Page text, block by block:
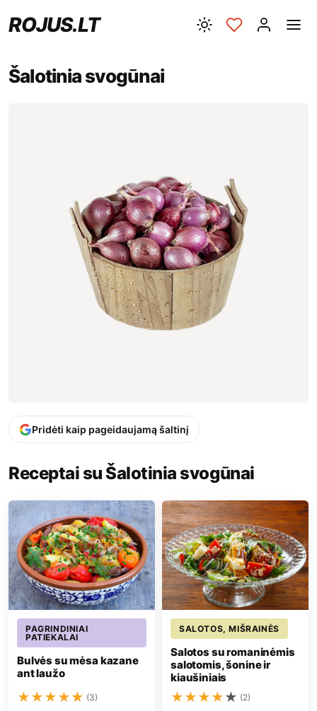
ROJUS.LT
Šalotinia svogūnai
Pridėti kaip pageidaujamą šaltinį
Receptai su Šalotinia svogūnai
PAGRINDINIAI
PATIEKALAI
Bulvės su mėsa kazane
ant laužo
★★★★★ (3)
SALOTOS, MIŠRAINĖS
Salotos su romaninėmis
salotomis, šonine ir
kiaušiniais
★★★★★ (2)